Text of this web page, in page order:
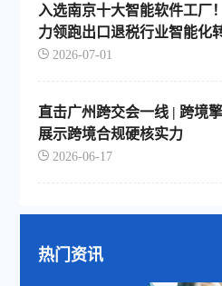
入选南京十大智能软件工厂
力领跑出口退税行业智能化
2026-07-01
直击广州跨交会一线 | 跨境
展示跨境合规硬核实力
2026-06-17
热门资讯